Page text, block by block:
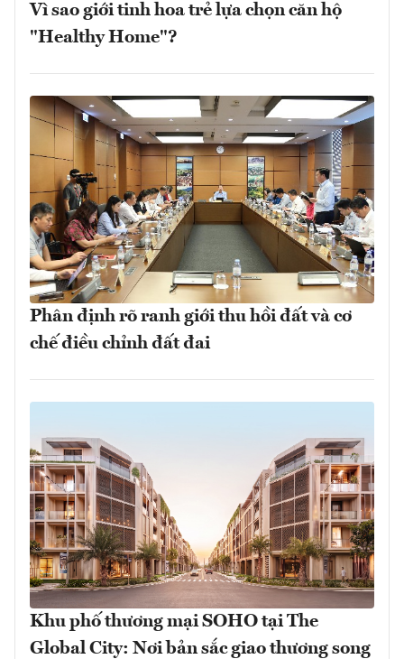
Vì sao giới tinh hoa trẻ lựa chọn căn hộ
"Healthy Home"?
Phân định rõ ranh giới thu hồi đất và cơ
chế điều chỉnh đất đai
Khu phố thương mại SOHO tại The
Global City: Nơi bản sắc giao thương song